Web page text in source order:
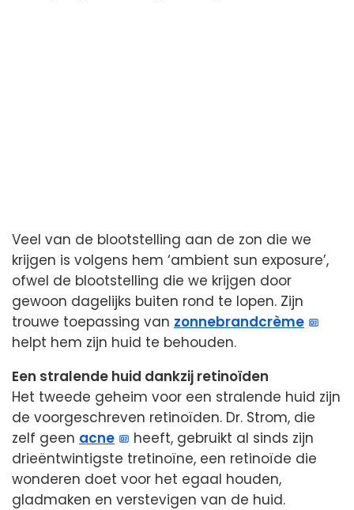
Veel van de blootstelling aan de zon die we
krijgen is volgens hem ‘ambient sun exposure’,
ofwel de blootstelling die we krijgen door
gewoon dagelijks buiten rond te lopen. Zijn
trouwe toepassing van zonnebrandcrème
helpt hem zijn huid te behouden.
Een stralende huid dankzij retinoïden
Het tweede geheim voor een stralende huid zijn
de voorgeschreven retinoïden. Dr. Strom, die
zelf geen acne
heeft, gebruikt al sinds zijn
drieëntwintigste tretinoïne, een retinoïde die
wonderen doet voor het egaal houden,
gladmaken en verstevigen van de huid.